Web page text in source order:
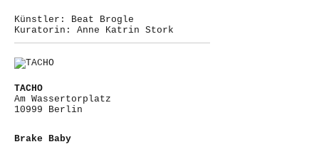
Künstler: Beat Brogle
Kuratorin: Anne Katrin Stork
TACHO
Am Wassertorplatz
10999 Berlin
Brake Baby